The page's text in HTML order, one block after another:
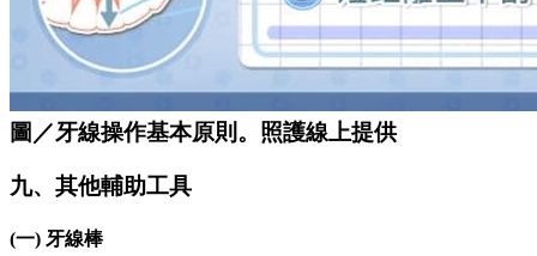
圖／牙線操作基本原則。照護線上提供
九、其他輔助工具
(一) 牙線棒